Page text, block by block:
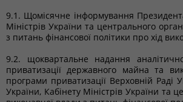
9.1. Щомісячне інформування
Міністрів України та центрального
з питань фінансової політики про хід
9.2. щоквартальне надання
приватизації державного майна та
програми приватизації Верховній Раді
України, Кабінету Міністрів України та